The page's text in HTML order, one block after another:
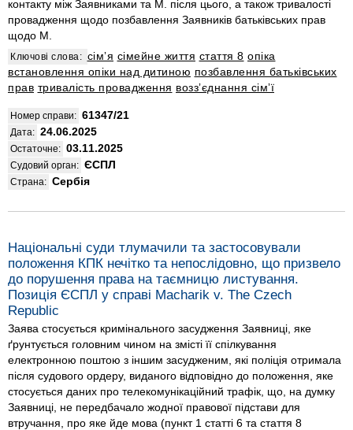
контакту між Заявниками та М. після цього, а також тривалості
провадження щодо позбавлення Заявників батьківських прав
щодо М.
Ключові слова: сімʼя сімейне життя стаття 8 опіка
встановлення опіки над дитиною позбавлення батьківських
прав тривалість провадження воззʼєднання сімʼї
Номер справи: 61347/21
Дата: 24.06.2025
Остаточне: 03.11.2025
Судовий орган: ЄСПЛ
Страна: Сербія
Національні суди тлумачили та застосовували
положення КПК нечітко та непослідовно, що призвело
до порушення права на таємницю листування.
Позиція ЄСПЛ у справі Macharik v. The Czech
Republic
Заява стосується кримінального засудження Заявниці, яке
ґрунтується головним чином на змісті її спілкування
електронною поштою з іншим засудженим, які поліція отримала
після судового ордеру, виданого відповідно до положення, яке
стосується даних про телекомунікаційний трафік, що, на думку
Заявниці, не передбачало жодної правової підстави для
втручання, про яке йде мова (пункт 1 статті 6 та стаття 8